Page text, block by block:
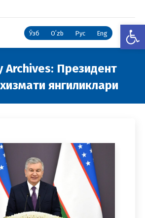
Ўзб Oʻzb Рус Eng
Archives: Президент
янгиликлари